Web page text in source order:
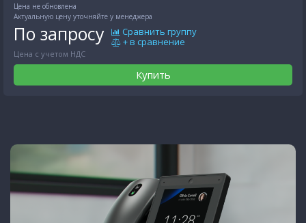
Цена не обновлена
Актуальную цену уточняйте у менеджера
По запросу
Цена с учетом НДС
Сравнить группу
+ в сравнение
Купить